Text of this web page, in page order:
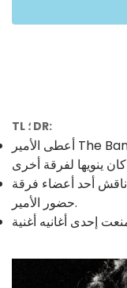
TL ؛ DR:
أعطى الأمير The Bangles أغنية Manic Monday على الرغم
ناقش أحد أعضاء فرقة The Bangles كيف كان أداء الأغنية أثناء
حضور الأمير.